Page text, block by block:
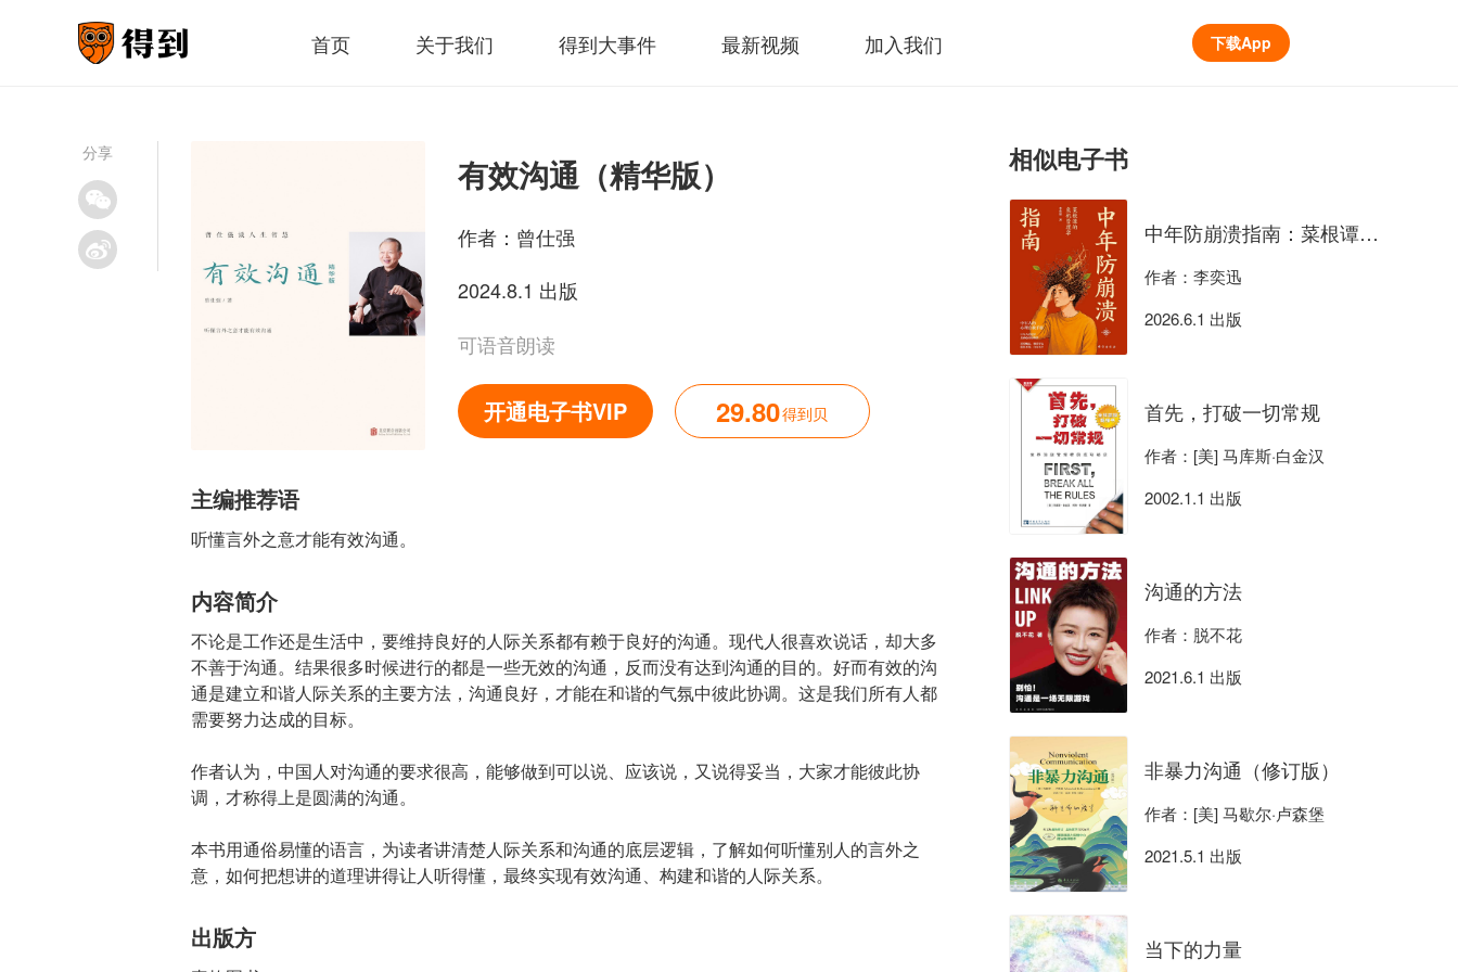
首页 关于我们 得到大事件 最新视频 加入我们 下载App
分享
有效沟通（精华版）
作者： 曾仕强
2024.8.1 出版
可语音朗读
开通电子书VIP 29.80得到贝
主编推荐语
听懂言外之意才能有效沟通。
内容简介
不论是工作还是生活中，要维持良好的人际关系都有赖于良好的沟通。现代人很喜欢说话，却大多
不善于沟通。结果很多时候进行的都是一些无效的沟通，反而没有达到沟通的目的。好而有效的沟
通是建立和谐人际关系的主要方法，沟通良好，才能在和谐的气氛中彼此协调。这是我们所有人都
需要努力达成的目标。
作者认为，中国人对沟通的要求很高，能够做到可以说、应该说，又说得妥当，大家才能彼此协
调，才称得上是圆满的沟通。
本书用通俗易懂的语言，为读者讲清楚人际关系和沟通的底层逻辑，了解如何听懂别人的言外之
意，如何把想讲的道理讲得让人听得懂，最终实现有效沟通、构建和谐的人际关系。
出版方
相似电子书
中年防崩溃指南：菜根谭的危机管理学
作者：李奕迅
2026.6.1 出版
首先，打破一切常规
作者：[美] 马库斯·白金汉
2002.1.1 出版
沟通的方法
作者：脱不花
2021.6.1 出版
非暴力沟通（修订版）
作者：[美] 马歇尔·卢森堡
2021.5.1 出版
当下的力量